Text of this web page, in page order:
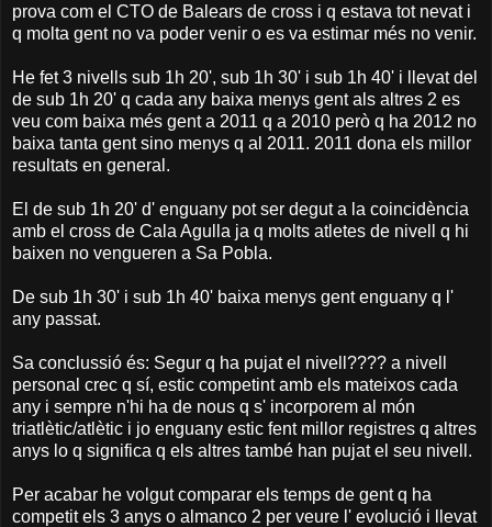
prova com el CTO de Balears de cross i q estava tot nevat i
q molta gent no va poder venir o es va estimar més no venir.
He fet 3 nivells sub 1h 20', sub 1h 30' i sub 1h 40' i llevat del
de sub 1h 20' q cada any baixa menys gent als altres 2 es
veu com baixa més gent a 2011 q a 2010 però q ha 2012 no
baixa tanta gent sino menys q al 2011. 2011 dona els millor
resultats en general.
El de sub 1h 20' d' enguany pot ser degut a la coincidència
amb el cross de Cala Agulla ja q molts atletes de nivell q hi
baixen no vengueren a Sa Pobla.
De sub 1h 30' i sub 1h 40' baixa menys gent enguany q l'
any passat.
Sa conclussió és: Segur q ha pujat el nivell???? a nivell
personal crec q sí, estic competint amb els mateixos cada
any i sempre n'hi ha de nous q s' incorporem al món
triatlètic/atlètic i jo enguany estic fent millor registres q altres
anys lo q significa q els altres també han pujat el seu nivell.
Per acabar he volgut comparar els temps de gent q ha
competit els 3 anys o almanco 2 per veure l' evolució i llevat